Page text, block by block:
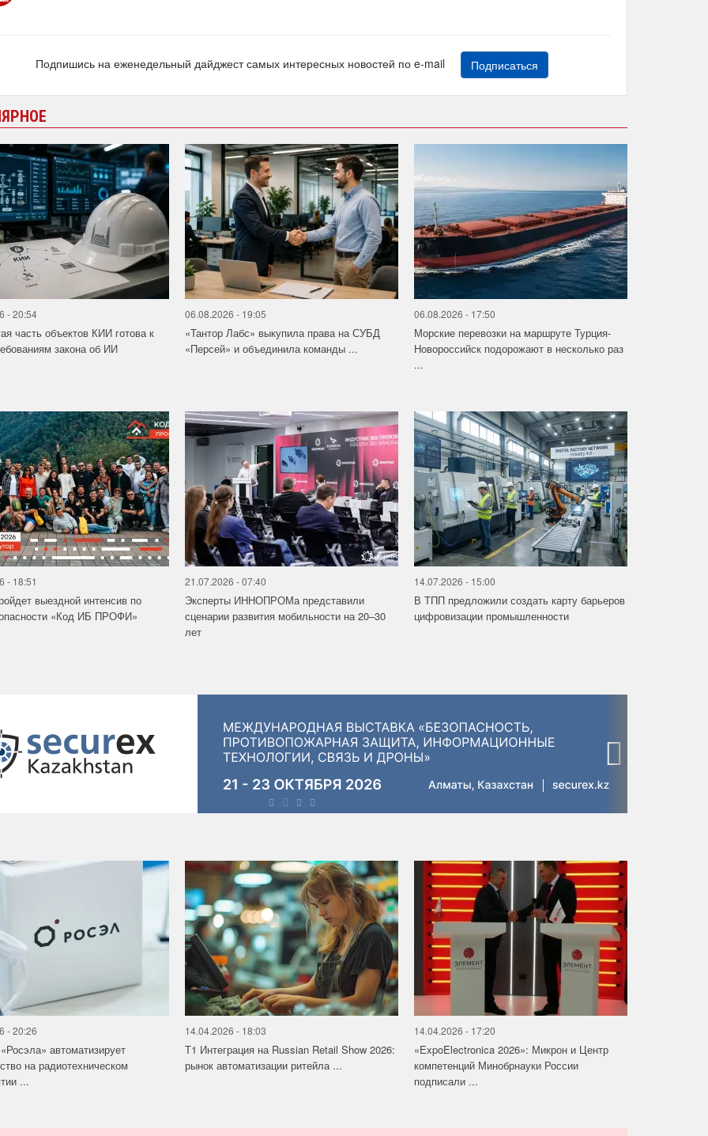
Подпишись на еженедельный дайджест самых интересных новостей по e-mail Подписаться
- 20:54
часть объектов КИИ готова к
закона об ИИ
06.08.2026 - 19:05
«Тантор Лабс» выкупила права на СУБД
«Персей» и объединила команды ...
06.08.2026 - 17:50
Морские перевозки на маршруте Турция-
Новороссийск подорожают в несколько раз
...
- 18:51
выездной интенсив по
«Код ИБ ПРОФИ»
21.07.2026 - 07:40
Эксперты ИННОПРОМа представили
сценарии развития мобильности на 20–30
лет
14.07.2026 - 15:00
В ТПП предложили создать карту барьеров
цифровизации промышленности
- 20:26
автоматизирует
на радиотехническом
...
14.04.2026 - 18:03
Т1 Интеграция на Russian Retail Show 2026:
рынок автоматизации ритейла ...
14.04.2026 - 17:20
«ExpoElectronica 2026»: Микрон и Центр
компетенций Минобрнауки России
подписали ...